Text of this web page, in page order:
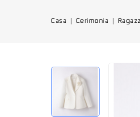
Casa Cerimonia